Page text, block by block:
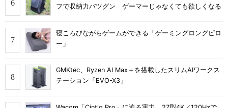
フで収納力バツグン ゲーマーじゃなくても欲しくなる
寝ころびながらゲームができる「ゲーミングロングピロ
ー」
GMKtec、Ryzen AI Max＋を搭載したスリムAIワークス
テーション「EVO-X3」